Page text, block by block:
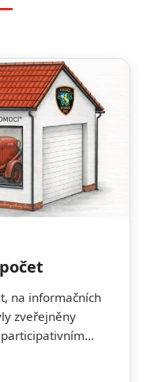
na informačních
zveřejněny